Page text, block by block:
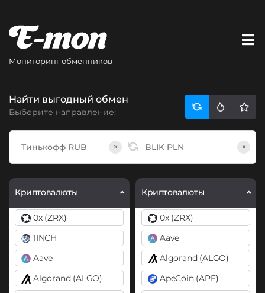
Мониторинг обменников
Найти выгодный обмен
Выберите направление:
× ×
Криптовалюты
0x (ZRX)
1INCH
Aave
Algorand (ALGO)
Криптовалюты
0x (ZRX)
Aave
Algorand (ALGO)
ApeCoin (APE)